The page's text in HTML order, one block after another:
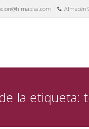
Almacén
la etiqueta: